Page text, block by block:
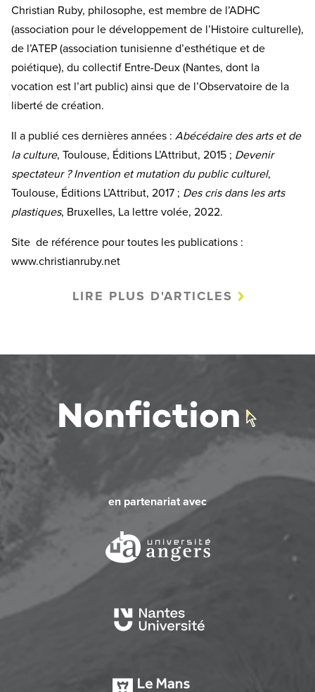
Christian Ruby, philosophe, est membre de l’ADHC
(association pour le développement de l’Histoire culturelle),
de l’ATEP (association tunisienne d’esthétique et de
poiétique), du collectif Entre-Deux (Nantes, dont la
vocation est l’art public) ainsi que de l’Observatoire de la
liberté de création.
Il a publié ces dernières années : Abécédaire des arts et de
la culture, Toulouse, Éditions L’Attribut, 2015 ; Devenir
spectateur ? Invention et mutation du public culturel,
Toulouse, Éditions L’Attribut, 2017 ; Des cris dans les arts
plastiques, Bruxelles, La lettre volée, 2022.
Site de référence pour toutes les publications :
www.christianruby.net
LIRE PLUS D'ARTICLES
en partenariat avec